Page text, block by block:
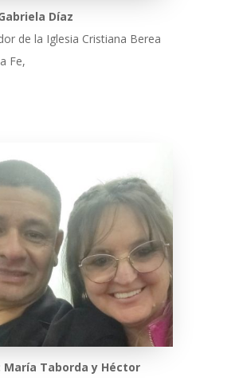
Díaz
de la Iglesia Cristiana Berea
Fe,
María Taborda y Héctor